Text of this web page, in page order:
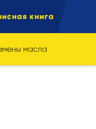
книга
масла